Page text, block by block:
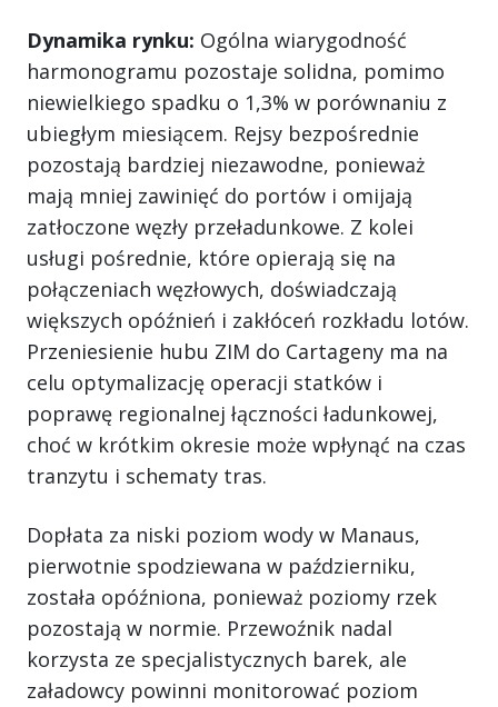
Dynamika rynku: Ogólna wiarygodność
harmonogramu pozostaje solidna, pomimo
niewielkiego spadku o 1,3% w porównaniu z
ubiegłym miesiącem. Rejsy bezpośrednie
pozostają bardziej niezawodne, ponieważ
mają mniej zawinięć do portów i omijają
zatłoczone węzły przeładunkowe. Z kolei
usługi pośrednie, które opierają się na
połączeniach węzłowych, doświadczają
większych opóźnień i zakłóceń rozkładu lotów.
Przeniesienie hubu ZIM do Cartageny ma na
celu optymalizację operacji statków i
poprawę regionalnej łączności ładunkowej,
choć w krótkim okresie może wpłynąć na czas
tranzytu i schematy tras.
Dopłata za niski poziom wody w Manaus,
pierwotnie spodziewana w październiku,
została opóźniona, ponieważ poziomy rzek
pozostają w normie. Przewoźnik nadal
korzysta ze specjalistycznych barek, ale
załadowcy powinni monitorować poziom